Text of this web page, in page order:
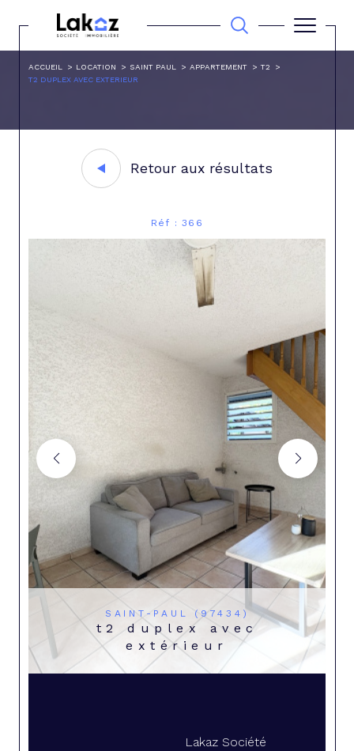
ACCUEIL LOCATION SAINT PAUL APPARTEMENT
T2
T2 DUPLEX AVEC EXTERIEUR
Retour aux résultats
Réf : 366
SAINT-PAUL (97434)
t2 duplex avec
extérieur
Lakaz Société